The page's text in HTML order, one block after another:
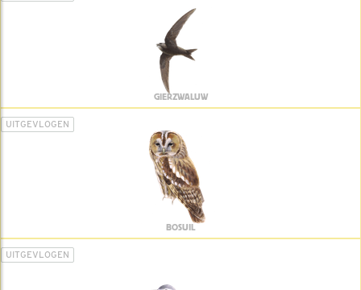
GIERZWALUW
UITGEVLOGEN
BOSUIL
UITGEVLOGEN